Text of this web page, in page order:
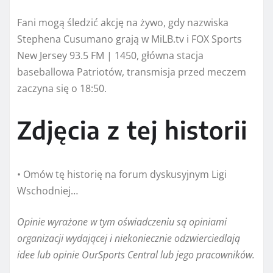
Fani mogą śledzić akcję na żywo, gdy nazwiska
Stephena Cusumano grają w MiLB.tv i FOX Sports
New Jersey 93.5 FM | 1450, główna stacja
baseballowa Patriotów, transmisja przed meczem
zaczyna się o 18:50.
Zdjęcia z tej historii
• Omów tę historię na forum dyskusyjnym Ligi
Wschodniej…
Opinie wyrażone w tym oświadczeniu są opiniami
organizacji wydającej i niekoniecznie odzwierciedlają
idee lub opinie OurSports Central lub jego pracowników.